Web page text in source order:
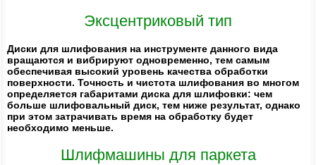
Эксцентриковый тип
Диски для шлифования на инструменте данного вида
вращаются и вибрируют одновременно, тем самым
обеспечивая высокий уровень качества обработки
поверхности. Точность и чистота шлифования во многом
определяется габаритами диска для шлифовки: чем
больше шлифовальный диск, тем ниже результат, однако
при этом затрачивать время на обработку будет
необходимо меньше.
Шлифмашины для паркета